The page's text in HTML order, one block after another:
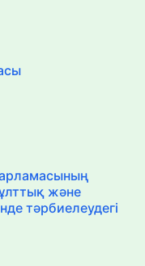
және
тәрбиелеудегі